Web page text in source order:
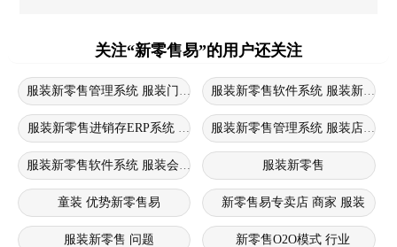
关注“新零售易”的用户还关注
服装新零售管理系统 服装门店进销存软件 服装新零售系统
服装新零售进销存ERP系统 服装新零售系统 服装进销存erp系统
服装新零售管理系统 服装店新零
服装新零售软件系统 服装会员管理系统 服装新零售软件
服装新零售
童装 优势新零售易 新零售易专卖店 商家 服装
服装新零售 问题 新零售O2O模式 行业